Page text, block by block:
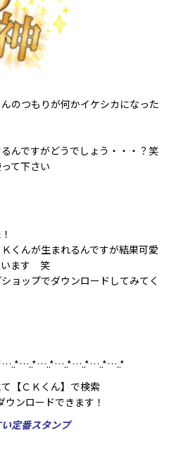
のつもりが何かイケシカになった
んですがどうでしょう・・・？笑
て下さい
くんが生まれるんですが結果可愛
います 笑
ョップでダウンロードしてみてく
【ＣＫくん】で検索
ンロードできます！
定番スタンプ